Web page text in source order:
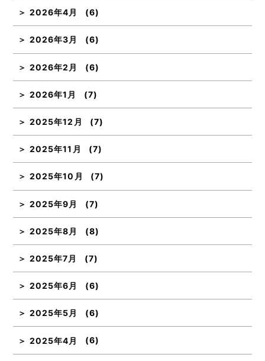
2026年4月 (6)
2026年3月 (6)
2026年2月 (6)
2026年1月 (7)
2025年12月 (7)
2025年11月 (7)
2025年10月 (7)
2025年9月 (7)
2025年8月 (8)
2025年7月 (7)
2025年6月 (6)
2025年5月 (6)
2025年4月 (6)